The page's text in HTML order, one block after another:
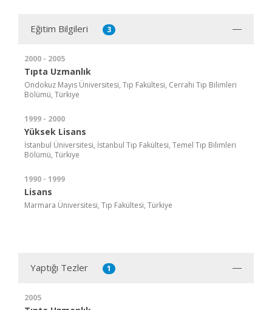
Eğitim Bilgileri 3
2000 - 2005
Tıpta Uzmanlık
Ondokuz Mayıs Üniversitesi, Tıp Fakültesi, Cerrahi Tıp Bilimleri
Bölümü, Türkiye
1999 - 2000
Yüksek Lisans
İstanbul Üniversitesi, İstanbul Tıp Fakültesi, Temel Tıp Bilimleri
Bölümü, Türkiye
1990 - 1999
Lisans
Marmara Üniversitesi, Tıp Fakültesi, Türkiye
Yaptığı Tezler 1
2005